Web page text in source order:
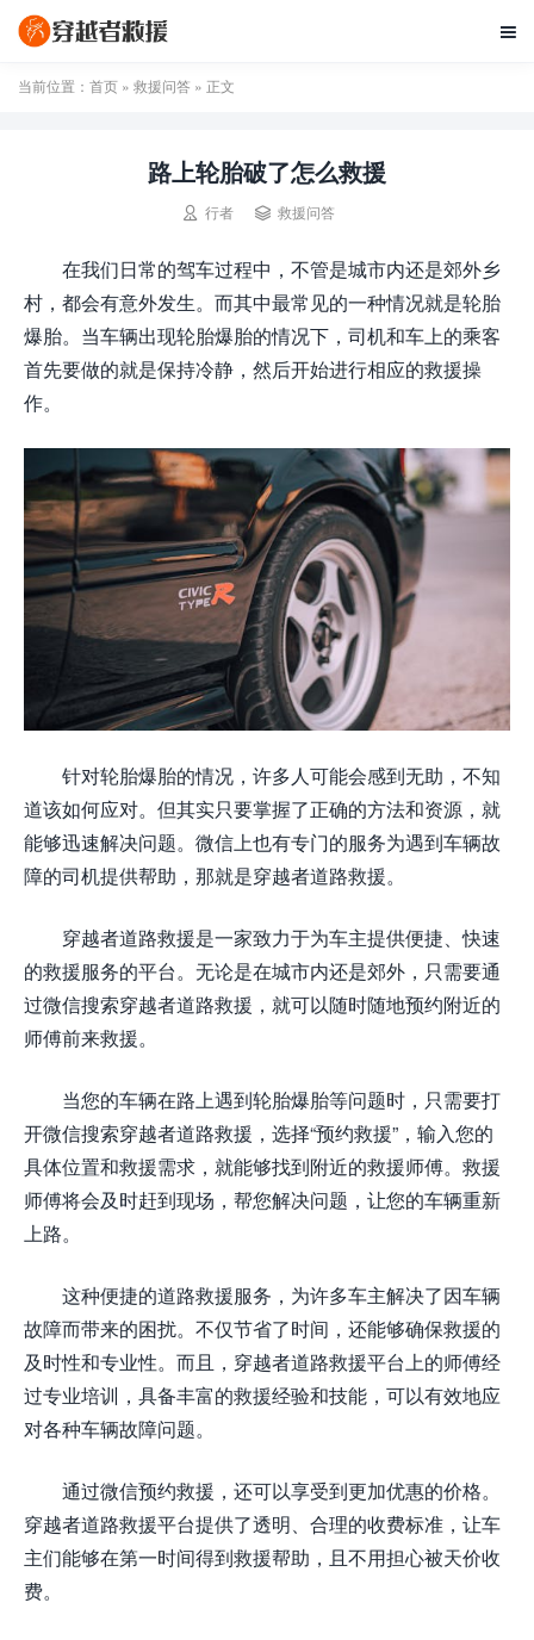

当前位置： 首页 » 救援问答 » 正文
路上轮胎破了怎么救援
 行者  救援问答
在我们日常的驾车过程中，不管是城市内还是郊外乡
村，都会有意外发生。而其中最常见的一种情况就是轮胎
爆胎。当车辆出现轮胎爆胎的情况下，司机和车上的乘客
首先要做的就是保持冷静，然后开始进行相应的救援操
作。
针对轮胎爆胎的情况，许多人可能会感到无助，不知
道该如何应对。但其实只要掌握了正确的方法和资源，就
能够迅速解决问题。微信上也有专门的服务为遇到车辆故
障的司机提供帮助，那就是穿越者道路救援。
穿越者道路救援是一家致力于为车主提供便捷、快速
的救援服务的平台。无论是在城市内还是郊外，只需要通
过微信搜索穿越者道路救援，就可以随时随地预约附近的
师傅前来救援。
当您的车辆在路上遇到轮胎爆胎等问题时，只需要打
开微信搜索穿越者道路救援，选择“预约救援”，输入您的
具体位置和救援需求，就能够找到附近的救援师傅。救援
师傅将会及时赶到现场，帮您解决问题，让您的车辆重新
上路。
这种便捷的道路救援服务，为许多车主解决了因车辆
故障而带来的困扰。不仅节省了时间，还能够确保救援的
及时性和专业性。而且，穿越者道路救援平台上的师傅经
过专业培训，具备丰富的救援经验和技能，可以有效地应
对各种车辆故障问题。
通过微信预约救援，还可以享受到更加优惠的价格。
穿越者道路救援平台提供了透明、合理的收费标准，让车
主们能够在第一时间得到救援帮助，且不用担心被天价收
费。